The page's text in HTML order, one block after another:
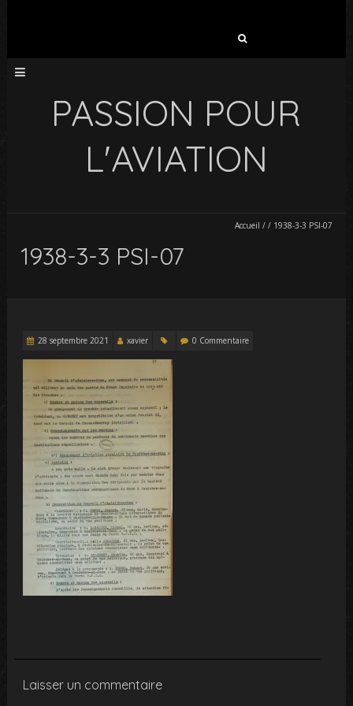
PASSION POUR
L'AVIATION
Accueil / / 1938-3-3 PSI-07
1938-3-3 PSI-07
28 septembre 2021 xavier 0 Commentaire
Laisser un commentaire